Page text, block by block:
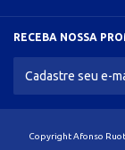
RECEBA NOSSA
Copyright Afonso